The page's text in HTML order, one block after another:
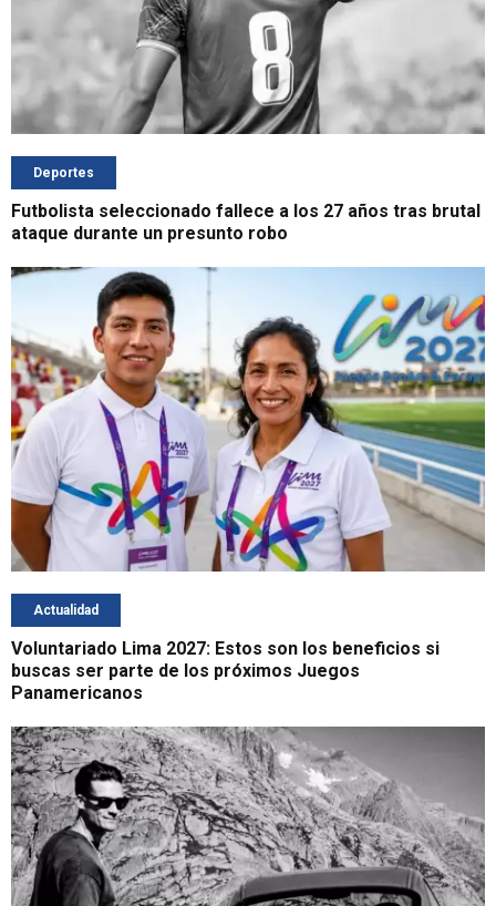
Deportes
Futbolista seleccionado fallece a los 27 años tras brutal
ataque durante un presunto robo
Actualidad
Voluntariado Lima 2027: Estos son los beneficios si
buscas ser parte de los próximos Juegos
Panamericanos